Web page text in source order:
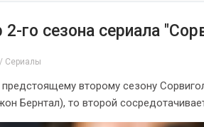
2-го сезона сериала
/ Сериалы
второму сезону
Бернтал), то второй